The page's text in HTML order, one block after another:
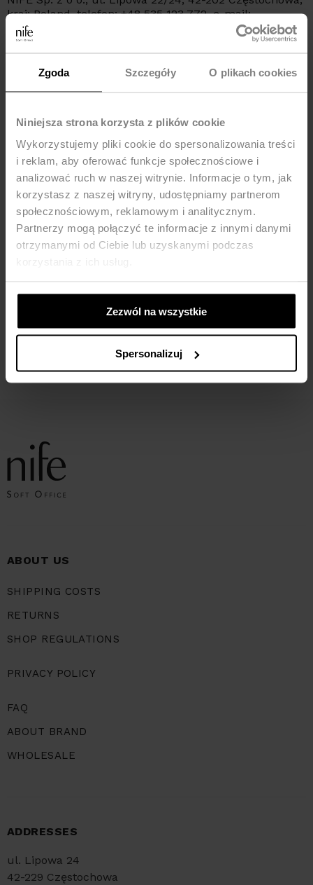
Zgoda Szczegóły O plikach cookies
Niniejsza strona korzysta z plików cookie
Wykorzystujemy pliki cookie do spersonalizowania treści
i reklam, aby oferować funkcje społecznościowe i
analizować ruch w naszej witrynie. Informacje o tym, jak
korzystasz z naszej witryny, udostępniamy partnerom
społecznościowym, reklamowym i analitycznym.
Partnerzy mogą połączyć te informacje z innymi danymi
otrzymanymi od Ciebie lub uzyskanymi podczas
Zezwól na wszystkie
Spersonalizuj
kraj: Poland, telefon: +48 535 123 772, e-mail:
sklep@nife.pl
YOU MAY LIKE IT
168,94ZŁ 269,90ZŁ 289,90ZŁ
ABOUT US
SHIPPING COSTS
RETURNS
SHOP REGULATIONS
PRIVACY POLICY
FAQ
ABOUT BRAND
WHOLESALE
ADDRESSES
ul. Lipowa 24
42-229 Częstochowa